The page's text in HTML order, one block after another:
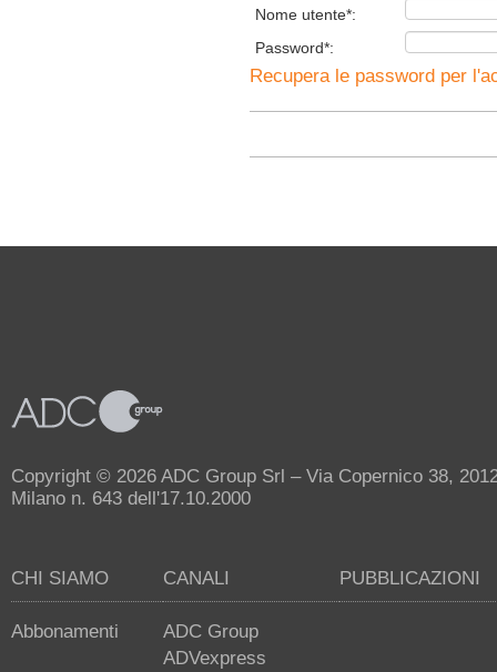
Nome utente*:
Password*:
Recupera le password per
Copyright © 2026 ADC Group Srl – Via Copernico 38,
Milano n. 643 dell'17.10.2000
CHI SIAMO
Abbonamenti
CANALI
ADC Group
ADVexpress
PUBBLICAZIONI